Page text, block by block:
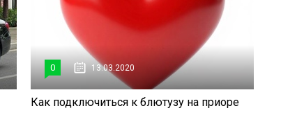
0 13.03.2020
Как подключиться к блютузу на приоре